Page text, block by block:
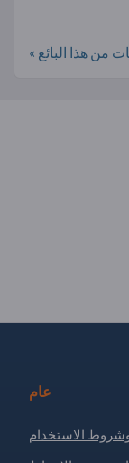
من هذا البائع »
عام
الاستخدام